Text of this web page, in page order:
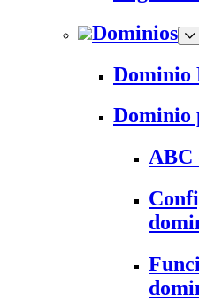
Dominios
Dominio
Dominio
ABC